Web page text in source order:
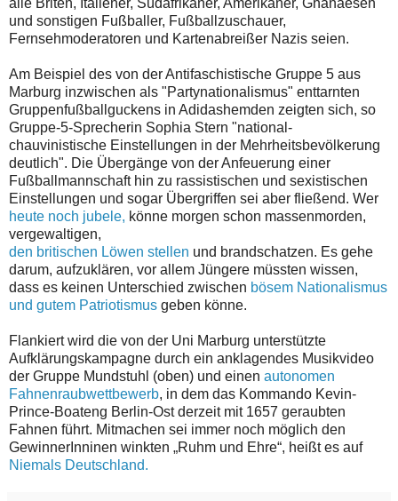
alle Briten, Italiener, Südafrikaner, Amerikaner, Ghanaesen
und sonstigen Fußballer, Fußballzuschauer,
Fernsehmoderatoren und Kartenabreißer Nazis seien.
Am Beispiel des von der Antifaschistische Gruppe 5 aus
Marburg inzwischen als "Partynationalismus" enttarnten
Gruppenfußballguckens in Adidashemden zeigten sich, so
Gruppe-5-Sprecherin Sophia Stern "national-
chauvinistische Einstellungen in der Mehrheitsbevölkerung
deutlich". Die Übergänge von der Anfeuerung einer
Fußballmannschaft hin zu rassistischen und sexistischen
Einstellungen und sogar Übergriffen sei aber fließend. Wer
heute noch jubele, könne morgen schon massenmorden,
vergewaltigen,
den britischen Löwen stellen und brandschatzen. Es gehe
darum, aufzuklären, vor allem Jüngere müssten wissen,
dass es keinen Unterschied zwischen bösem Nationalismus
und gutem Patriotismus geben könne.
Flankiert wird die von der Uni Marburg unterstützte
Aufklärungskampagne durch ein anklagendes Musikvideo
der Gruppe Mundstuhl (oben) und einen autonomen
Fahnenraubwettbewerb, in dem das Kommando Kevin-
Prince-Boateng Berlin-Ost derzeit mit 1657 geraubten
Fahnen führt. Mitmachen sei immer noch möglich den
GewinnerInninen winkten „Ruhm und Ehre“, heißt es auf
Niemals Deutschland.